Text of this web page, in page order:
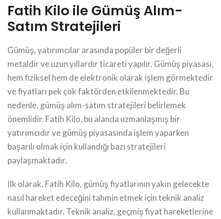
Fatih Kilo ile Gümüş Alım-
Satım Stratejileri
Gümüş, yatırımcılar arasında popüler bir değerli
metaldir ve uzun yıllardır ticareti yapılır. Gümüş piyasası,
hem fiziksel hem de elektronik olarak işlem görmektedir
ve fiyatları pek çok faktörden etkilenmektedir. Bu
nedenle, gümüş alım-satım stratejileri belirlemek
önemlidir. Fatih Kilo, bu alanda uzmanlaşmış bir
yatırımcıdır ve gümüş piyasasında işlem yaparken
başarılı olmak için kullandığı bazı stratejileri
paylaşmaktadır.
İlk olarak, Fatih Kilo, gümüş fiyatlarının yakın gelecekte
nasıl hareket edeceğini tahmin etmek için teknik analiz
kullanmaktadır. Teknik analiz, geçmiş fiyat hareketlerine